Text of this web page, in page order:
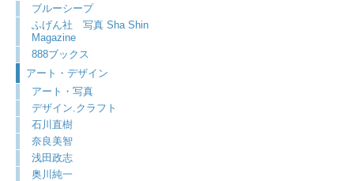
ブルーシープ
ふげん社 写真 Sha Shin
Magazine
888ブックス
アート・デザイン
アート・写真
デザイン.クラフト
石川直樹
奈良美智
浅田政志
奥川純一